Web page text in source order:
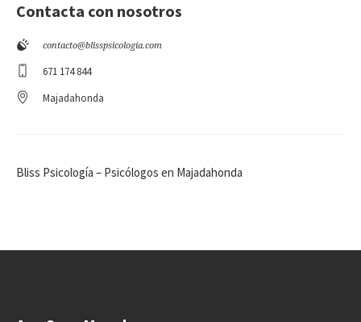
Contacta con nosotros
contacto@blisspsicologia.com
671 174 844
Majadahonda
Bliss Psicología – Psicólogos en Majadahonda